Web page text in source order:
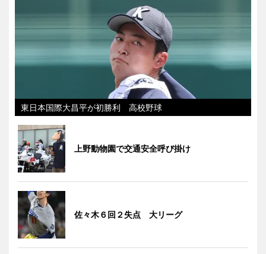
東日本国際大昌平が初勝利 高校野球
上野動物園で交通安全呼び掛け
佐々木６回２失点 大リーグ